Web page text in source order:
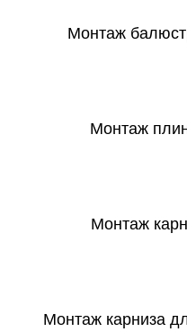
Монтаж
Монтаж
Монтаж
Монтаж карниза